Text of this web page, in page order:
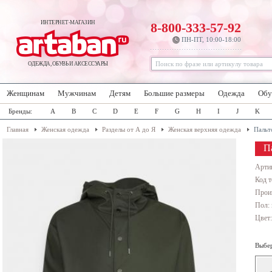
ИНТЕРНЕТ-МАГАЗИН
ОДЕЖДА, ОБУВЬ И АКСЕССУАРЫ
8-800-333-57-92
ПН-ПТ, 10:00-18:00
Женщинам Мужчинам Детям Большие размеры Одежда
Бренды: A B C D E F G H I J K
Главная Женская одежда Разделы от А до Я Женская верхняя одежда
Код
Пол: